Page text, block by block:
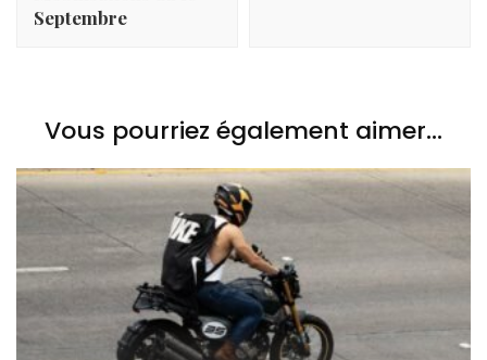
Septembre
Vous pourriez également aimer...